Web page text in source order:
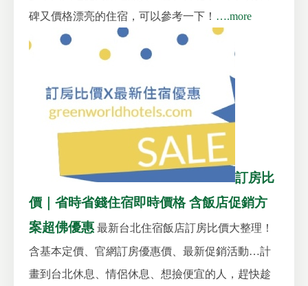
碑又價格漂亮的住宿，可以參考一下！ ….more
訂房比
價｜省時省錢住宿即時價格 含飯店促銷方
案超佛優惠 最新台北住宿飯店訂房比價大整理！
含基本定價、官網訂房優惠價、最新促銷活動…計
畫到台北休息、情侶休息、 想撿便宜的人，趕快趁